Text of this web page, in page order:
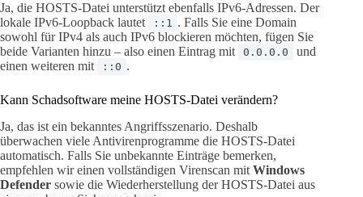
Ja, die HOSTS-Datei unterstützt ebenfalls IPv6-Adressen. Der
lokale IPv6-Loopback lautet
::1 . Falls Sie eine Domain
sowohl für IPv4 als auch IPv6 blockieren möchten, fügen Sie
beide Varianten hinzu – also einen Eintrag mit 0.0.0.0
und
einen weiteren mit
::0 .
Kann Schadsoftware meine HOSTS-Datei verändern?
Ja, das ist ein bekanntes Angriffsszenario. Deshalb
überwachen viele Antivirenprogramme die HOSTS-Datei
automatisch. Falls Sie unbekannte Einträge bemerken,
empfehlen wir einen vollständigen Virenscan mit Windows
Defender sowie die Wiederherstellung der HOSTS-Datei aus